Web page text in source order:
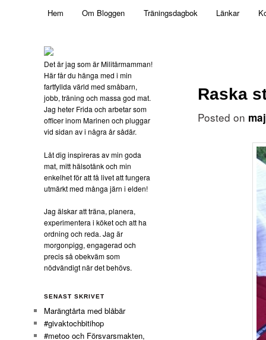
Militärmamman
Skip to primary content
Hem Om Bloggen Träningsdagbok Länkar
Raska
Posted on
Det är jag som är Militärmamman!
Här får du hänga med i min
fartfyllda värld med småbarn,
jobb, träning och massa god mat.
Jag heter Frida och arbetar som
officer inom Marinen och pluggar
vid sidan av i några år sådär.
Låt dig inspireras av min goda
mat, mitt hälsotänk och min
enkelhet för att få livet att fungera
utmärkt med många järn i elden!
Jag älskar att träna, planera,
experimentera i köket och att ha
ordning och reda. Jag är
morgonpigg, engagerad och
precis så obekväm som
nödvändigt när det behövs.
SENAST SKRIVET
Marängtårta med blåbär
#givaktochbitihop
#metoo och Försvarsmakten,